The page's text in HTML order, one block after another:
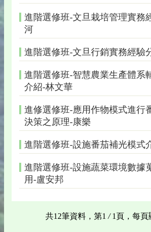
進階選修班-文旦栽培管理實務
河
進階選修班-文旦行銷實務經驗
進階選修班-智慧農業生產體系
介紹-林文華
進修選修班-應用作物模式進行
決策之原理-康樂
進階選修班-設施番茄補光模式
進階選修班-設施蔬菜環境數據
用-盧安邦
共12筆資料，第1 /1頁，每頁